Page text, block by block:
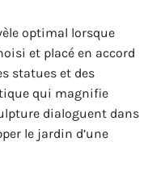
optimal lorsque
et placé en accord
statues et des
qui magnifie
dialoguent dans
le jardin d’une